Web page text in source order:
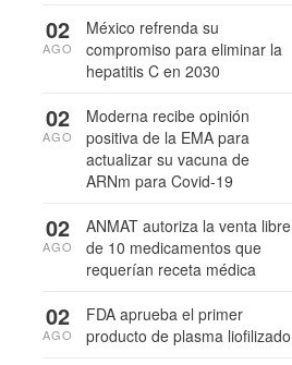
México refrenda su
compromiso para eliminar la
hepatitis C en 2030
02
AGO
Moderna recibe opinión
positiva de la EMA para
actualizar su vacuna de
ARNm para Covid-19
02
AGO
ANMAT autoriza la venta libre
de 10 medicamentos que
requerían receta médica
02
AGO
FDA aprueba el primer
producto de plasma liofilizado
02
AGO